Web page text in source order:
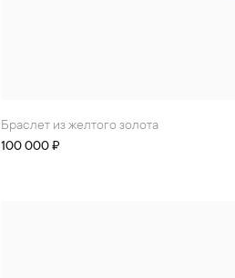
Браслет из желтого золота
100 000 ₽